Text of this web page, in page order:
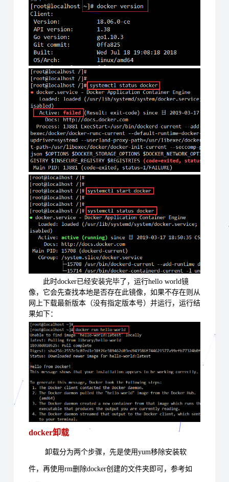
此时docker已经安装完毕了，运行hello world镜
像，它会先查找本地是否存在此镜像，如果不存在则从
网上下载最新版本（没有指定版本号）并运行，运行结
果如下：
docker卸载
卸载分为两个步骤，先是使用yum移除安装软
件，再使用rm删除docker创建的文件夹即可，参考如